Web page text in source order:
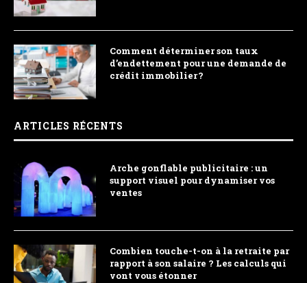
Comment déterminer son taux
d’endettement pour une demande de
crédit immobilier ?
ARTICLES RÉCENTS
Arche gonflable publicitaire : un
support visuel pour dynamiser vos
ventes
Combien touche-t-on à la retraite par
rapport à son salaire ? Les calculs qui
vont vous étonner